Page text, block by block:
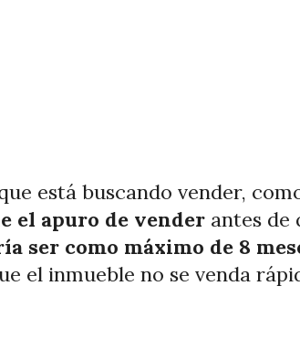
está buscando vender,
el apuro de vender antes de
ser como máximo de 8
el inmueble no se venda